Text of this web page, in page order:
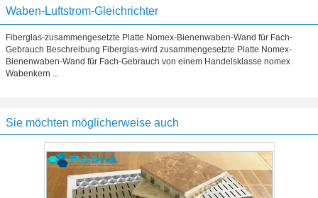
Waben-Luftstrom-Gleichrichter
Fiberglas-zusammengesetzte Platte Nomex-Bienenwaben-Wand für Fach-
Gebrauch Beschreibung Fiberglas-wird zusammengesetzte Platte Nomex-
Bienenwaben-Wand für Fach-Gebrauch von einem Handelsklasse nomex
Wabenkern ...
Sie möchten möglicherweise auch